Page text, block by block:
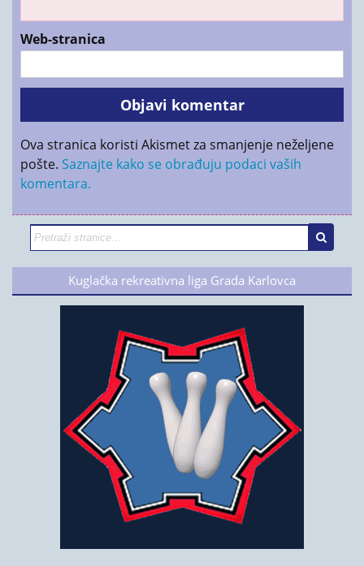
Web-stranica
Ova stranica koristi Akismet za smanjenje neželjene
pošte. Saznajte kako se obrađuju podaci vaših
komentara.
Kuglačka rekreativna liga Grada Karlovca